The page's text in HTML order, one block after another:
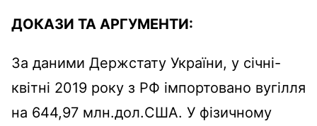
ДОКАЗИ ТА АРГУМЕНТИ:
За даними Держстату України, у січні-
квітні 2019 року з РФ імпортовано вугілля
на 644,97 млн.дол.США. У фізичному